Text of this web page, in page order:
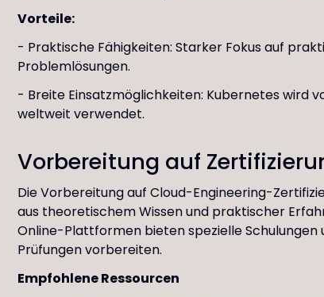
Vorteile:
- Praktische Fähigkeiten: Starker Fokus auf
Problemlösungen.
- Breite Einsatzmöglichkeiten: Kubernetes wird
weltweit verwendet.
Vorbereitung auf
Die Vorbereitung auf Cloud-Engineering-
aus theoretischem Wissen und praktischer
Online-Plattformen bieten spezielle Schulungen
Prüfungen vorbereiten.
Empfohlene Ressourcen